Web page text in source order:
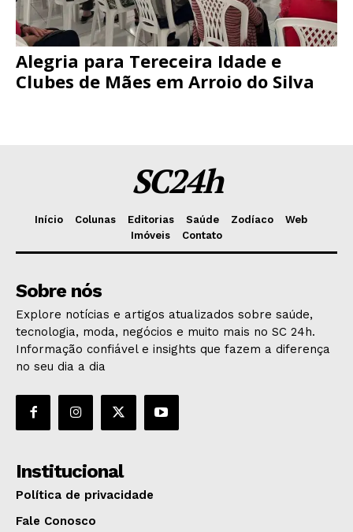
Alegria para Tereceira Idade e
Clubes de Mães em Arroio do Silva
SC24h
Início Colunas Editorias Saúde Zodíaco
Web
Imóveis
Contato
Sobre nós
Explore notícias e artigos atualizados sobre saúde,
tecnologia, moda, negócios e muito mais no SC 24h.
Informação confiável e insights que fazem a diferença
no seu dia a dia
Institucional
Política de privacidade
Fale Conosco